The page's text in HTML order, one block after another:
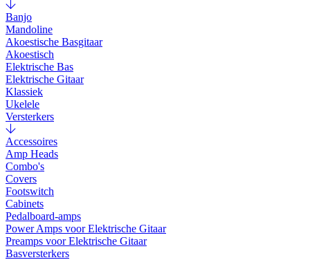
Banjo
Mandoline
Akoestische Basgitaar
Akoestisch
Elektrische Bas
Elektrische Gitaar
Klassiek
Ukelele
Versterkers
Accessoires
Amp Heads
Combo's
Covers
Footswitch
Cabinets
Pedalboard-amps
Power Amps voor Elektrische Gitaar
Preamps voor Elektrische Gitaar
Basversterkers